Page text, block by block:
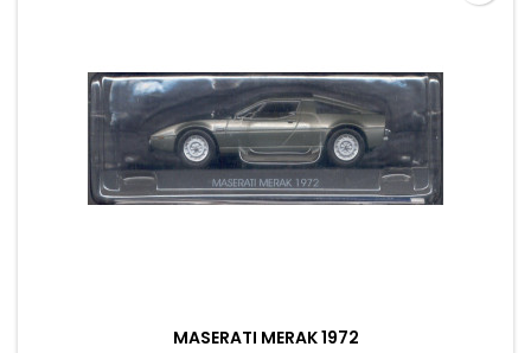
MASERATI MERAK 1972